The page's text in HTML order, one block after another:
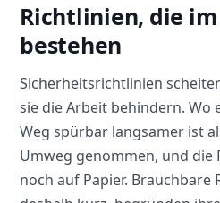
Richtlinien, die
bestehen
Sicherheitsrichtlinien
sie die Arbeit behindern. Wo
Weg spürbar langsamer ist
Umweg genommen, und
noch auf Papier. Brauchbare